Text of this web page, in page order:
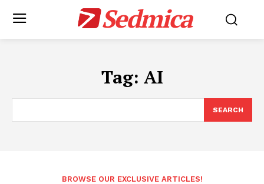
Sedmica
Tag: AI
SEARCH
BROWSE OUR EXCLUSIVE ARTICLES!